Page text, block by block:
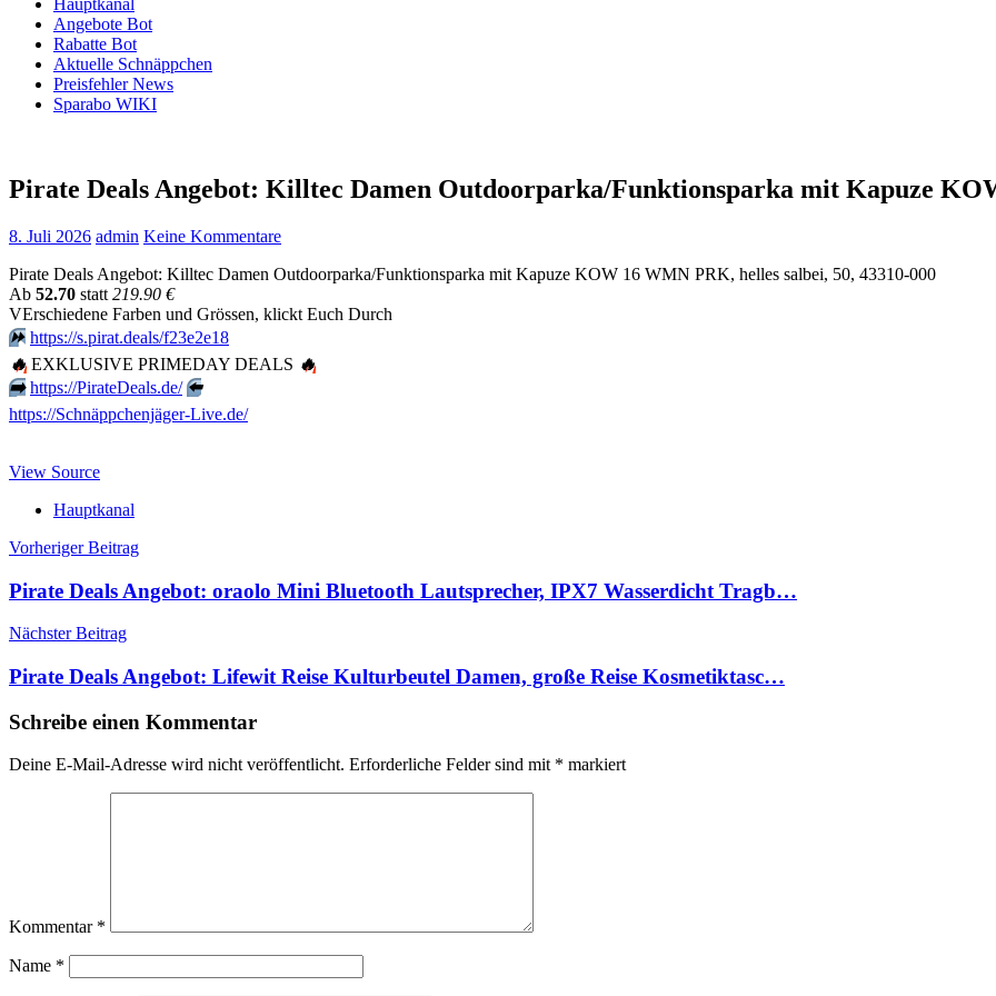
Hauptkanal
Angebote Bot
Rabatte Bot
Aktuelle Schnäppchen
Preisfehler News
Sparabo WIKI
Pirate Deals Angebot: Killtec Damen Outdoorparka/Funktionsparka mit Kapuze
8. Juli 2026 admin Keine Kommentare
Pirate Deals Angebot: Killtec Damen Outdoorparka/Funktionsparka mit Kapuze KOW 16 WMN PRK, helles salbei, 50, 43310-000
Аb 52.70 statt 219.90 €
VErschiedene Farben und Grössen, klickt Euch Durch
⏩️ https://s.pirat.deals/f23e2e18
🔥 EXKLUSIVE PRIMEDAY DEALS 🔥
➡️ https://PirateDeals.de/ ⬅️
https://Schnäppchenjäger-Live.de/
View Source
Hauptkanal
Beitragsnavigation
Vorheriger Beitrag
Pirate Deals Angebot: oraolo Mini Bluetooth Lautsprecher, IPX7 Wasserdicht Tragb…
Nächster Beitrag
Pirate Deals Angebot: Lifewit Reise Kulturbeutel Damen, große Reise Kosmetiktasc…
Schreibe einen Kommentar
Deine E-Mail-Adresse wird nicht veröffentlicht. Erforderliche Felder sind mit * markiert
Kommentar *
Name *